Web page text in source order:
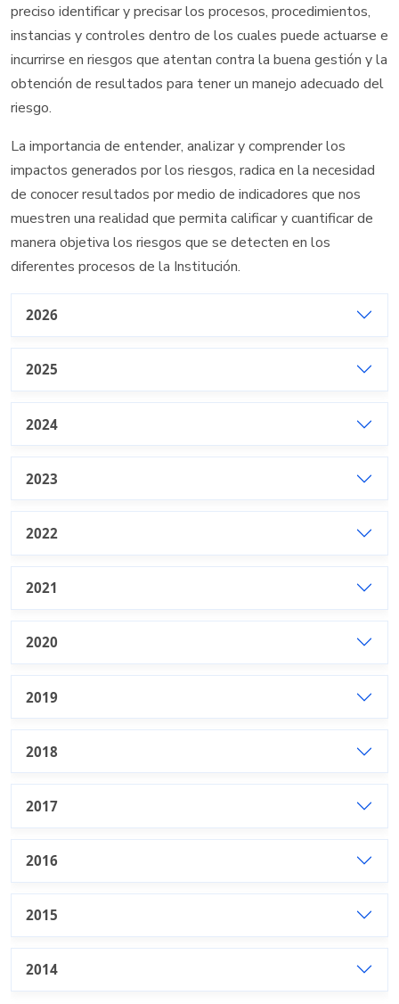
preciso identificar y precisar los procesos, procedimientos,
instancias y controles dentro de los cuales puede actuarse e
incurrirse en riesgos que atentan contra la buena gestión y la
obtención de resultados para tener un manejo adecuado del
riesgo.
La importancia de entender, analizar y comprender los
impactos generados por los riesgos, radica en la necesidad
de conocer resultados por medio de indicadores que nos
muestren una realidad que permita calificar y cuantificar de
manera objetiva los riesgos que se detecten en los
diferentes procesos de la Institución.
2026
2025
2024
2023
2022
2021
2020
2019
2018
2017
2016
2015
2014